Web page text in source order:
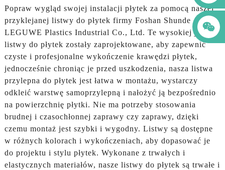
Popraw wygląd swojej instalacji płytek za pomocą naszej
przyklejanej listwy do płytek firmy Foshan Shunde
LEGUWE Plastics Industrial Co., Ltd. Te wysokiej jakości
listwy do płytek zostały zaprojektowane, aby zapewnić
czyste i profesjonalne wykończenie krawędzi płytek,
jednocześnie chroniąc je przed uszkodzenia, nasza listwa
przylepna do płytek jest łatwa w montażu, wystarczy
odkleić warstwę samoprzylepną i nałożyć ją bezpośrednio
na powierzchnię płytki. Nie ma potrzeby stosowania
brudnej i czasochłonnej zaprawy czy zaprawy, dzięki
czemu montaż jest szybki i wygodny. Listwy są dostępne
w różnych kolorach i wykończeniach, aby dopasować je
do projektu i stylu płytek. Wykonane z trwałych i
elastycznych materiałów, nasze listwy do płytek są trwałe i